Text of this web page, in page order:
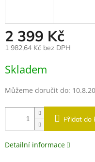
2 399 Kč
1 982,64 Kč bez DPH
cena:
Skladem
Můžeme doručit do:
Přidat do
Detailní informace